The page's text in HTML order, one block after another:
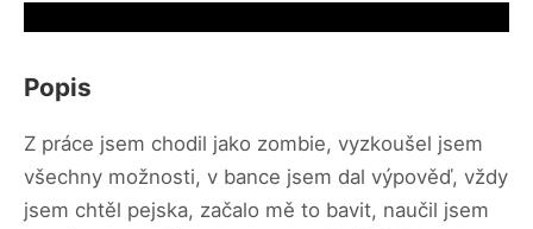
Popis
Z práce jsem chodil jako zombie, vyzkoušel jsem
všechny možnosti, v bance jsem dal výpověď, vždy
jsem chtěl pejska, začalo mě to bavit, naučil jsem